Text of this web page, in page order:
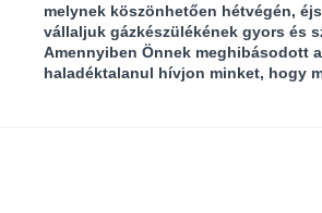
melynek köszönhetően hétvégén,
vállaljuk gázkészülékének gyors és
Amennyiben Önnek meghibásodott
haladéktalanul hívjon minket, hogy